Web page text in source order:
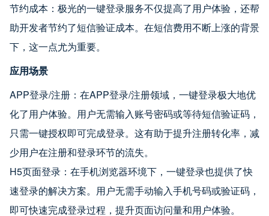
节约成本：极光的一键登录服务不仅提高了用户体验，还帮
助开发者节约了短信验证成本。在短信费用不断上涨的背景
下，这一点尤为重要。
应用场景
APP登录/注册：在APP登录/注册领域，一键登录极大地优
化了用户体验。用户无需输入账号密码或等待短信验证码，
只需一键授权即可完成登录。这有助于提升注册转化率，减
少用户在注册和登录环节的流失。
H5页面登录：在手机浏览器环境下，一键登录也提供了快
速登录的解决方案。用户无需手动输入手机号码或验证码，
即可快速完成登录过程，提升页面访问量和用户体验。